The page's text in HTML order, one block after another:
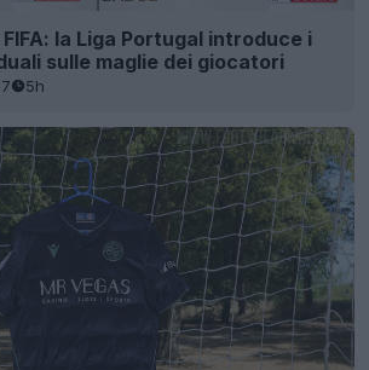
la Liga Portugal introduce i
sulle maglie dei giocatori
5h